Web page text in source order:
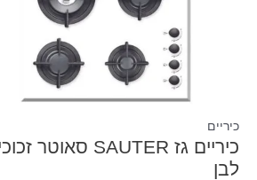
כיריים
לבן